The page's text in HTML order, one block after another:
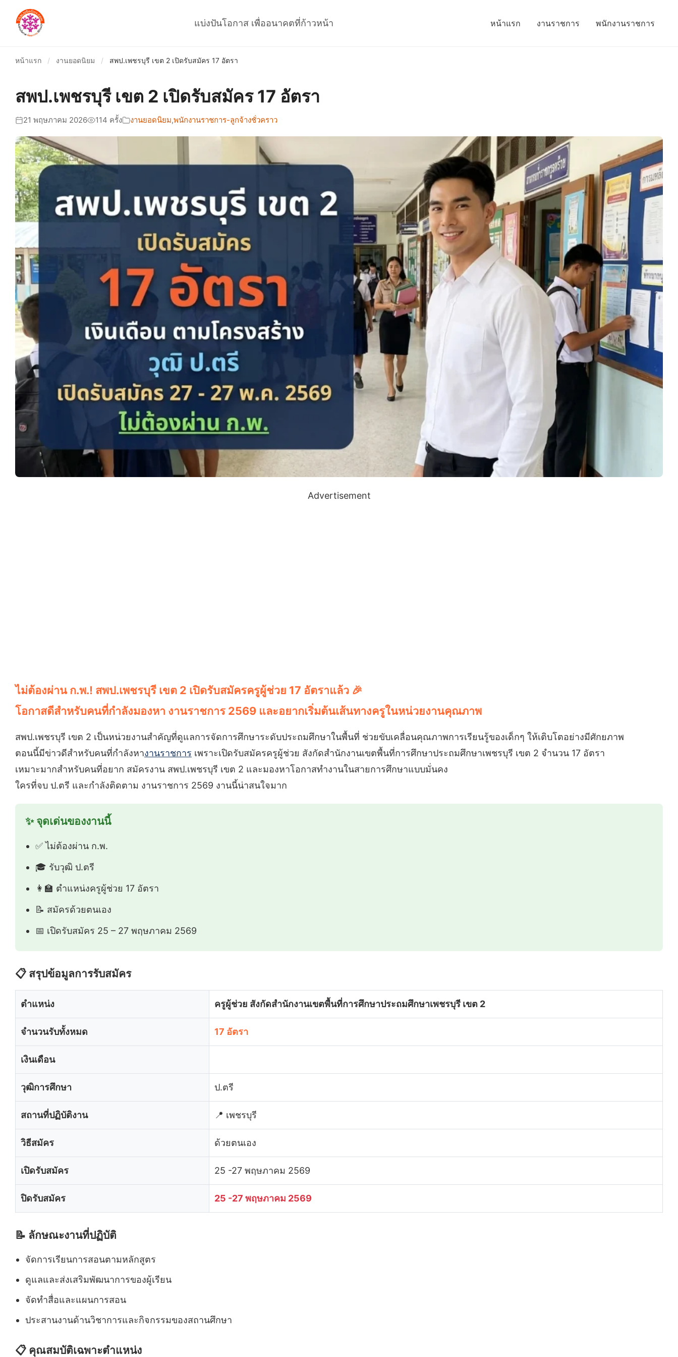
แบ่งปันโอกาส เพื่ออนาคตที่ก้าวหน้า หน้าแรก งานราชการ พนักงานราชการ
หน้าแรก / งานยอดนิยม / สพป.เพชรบุรี เขต 2 เปิดรับสมัคร 17 อัตรา
สพป.เพชรบุรี เขต 2 เปิดรับสมัคร 17 อัตรา
21 พฤษภาคม 2026 114 ครั้ง งานยอดนิยม,พนักงานราชการ-ลูกจ้างชั่วคราว
Advertisement
ไม่ต้องผ่าน ก.พ.! สพป.เพชรบุรี เขต 2 เปิดรับสมัครครูผู้ช่วย 17 อัตราแล้ว 🎉
โอกาสดีสำหรับคนที่กำลังมองหา งานราชการ 2569 และอยากเริ่มต้นเส้นทางครูในหน่วยงานคุณภาพ
สพป.เพชรบุรี เขต 2 เป็นหน่วยงานสำคัญที่ดูแลการจัดการศึกษาระดับประถมศึกษาในพื้นที่ ช่วยขับเคลื่อนคุณภาพการเรียนรู้ของเด็กๆ ให้เติบโตอย่างมีศักยภาพ
ตอนนี้มีข่าวดีสำหรับคนที่กำลังหางานราชการ เพราะเปิดรับสมัครครูผู้ช่วย สังกัดสำนักงานเขตพื้นที่การศึกษาประถมศึกษาเพชรบุรี เขต 2 จำนวน 17 อัตรา
เหมาะมากสำหรับคนที่อยาก สมัครงาน สพป.เพชรบุรี เขต 2 และมองหาโอกาสทำงานในสายการศึกษาแบบมั่นคง
ใครที่จบ ป.ตรี และกำลังติดตาม งานราชการ 2569 งานนี้น่าสนใจมาก
✨ จุดเด่นของงานนี้
✅ ไม่ต้องผ่าน ก.พ.
🎓 รับวุฒิ ป.ตรี
👩‍🏫 ตำแหน่งครูผู้ช่วย 17 อัตรา
📝 สมัครด้วยตนเอง
📅 เปิดรับสมัคร 25 – 27 พฤษภาคม 2569
📋 สรุปข้อมูลการรับสมัคร
ตำแหน่ง ครูผู้ช่วย สังกัดสำนักงานเขตพื้นที่การศึกษาประถมศึกษาเพชรบุรี เขต 2
จำนวนรับทั้งหมด 17 อัตรา
เงินเดือน
วุฒิการศึกษา ป.ตรี
สถานที่ปฏิบัติงาน 📍 เพชรบุรี
วิธีสมัคร ด้วยตนเอง
เปิดรับสมัคร 25 -27 พฤษภาคม 2569
ปิดรับสมัคร 25 -27 พฤษภาคม 2569
📝 ลักษณะงานที่ปฏิบัติ
จัดการเรียนการสอนตามหลักสูตร
ดูแลและส่งเสริมพัฒนาการของผู้เรียน
จัดทำสื่อและแผนการสอน
ประสานงานด้านวิชาการและกิจกรรมของสถานศึกษา
📋 คุณสมบัติเฉพาะตำแหน่ง